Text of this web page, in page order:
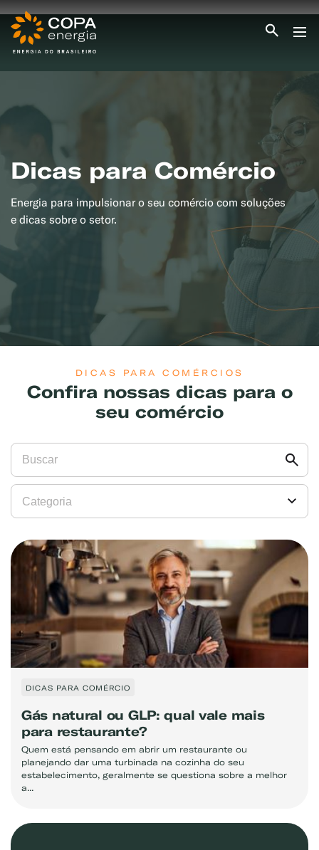
PEÇA GÁS
SEJA REVENDEDOR
MEDIÇÃO INDIVIDUALIZADA
#CAMPANHAS
Dicas para Comércio
Energia para impulsionar o seu comércio com soluções
e dicas sobre o setor.
DICAS PARA COMÉRCIOS
Confira nossas dicas para o
seu comércio
DICAS PARA COMÉRCIO
Gás natural ou GLP: qual vale mais
para restaurante?
Quem está pensando em abrir um restaurante ou
planejando dar uma turbinada na cozinha do seu
estabelecimento, geralmente se questiona sobre a melhor
a...